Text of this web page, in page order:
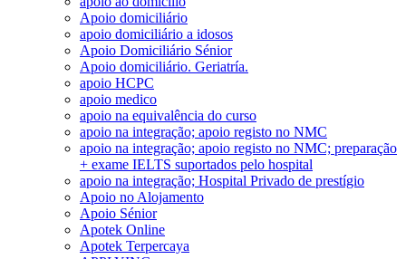
Apoio domiciliário
apoio domiciliário a idosos
Apoio Domiciliário Sénior
Apoio domiciliário. Geriatría.
apoio HCPC
apoio medico
apoio na equivalência do curso
apoio na integração; apoio registo no NMC
apoio na integração; apoio registo no NMC; preparação
+ exame IELTS suportados pelo hospital
apoio na integração; Hospital Privado de prestígio
Apoio no Alojamento
Apoio Sénior
Apotek Online
Apotek Terpercaya